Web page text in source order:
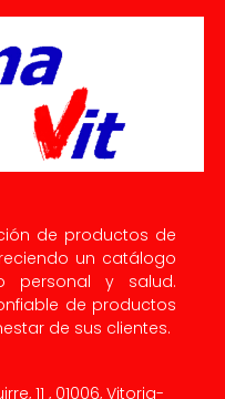
de productos de
un catálogo
personal y salud.
de productos
de sus clientes.
11 , 01006, Vitoria-